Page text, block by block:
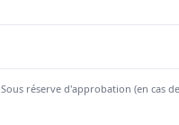
réserve d'approbation (en cas